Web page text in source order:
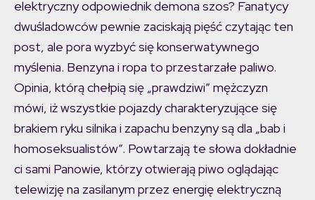
elektryczny odpowiednik demona szos? Fanatycy
dwuśladowców pewnie zaciskają pięść czytając ten
post, ale pora wyzbyć się konserwatywnego
myślenia. Benzyna i ropa to przestarzałe paliwo.
Opinia, którą chełpią się „prawdziwi” mężczyzn
mówi, iż wszystkie pojazdy charakteryzujące się
brakiem ryku silnika i zapachu benzyny są dla „bab i
homoseksualistów”. Powtarzają te słowa dokładnie
ci sami Panowie, którzy otwierają piwo oglądając
telewizję na zasilanym przez energię elektryczną